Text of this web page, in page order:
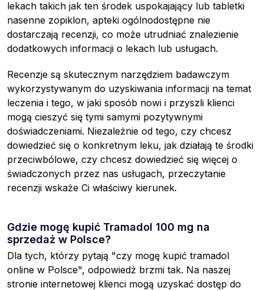
lekach takich jak ten środek uspokajający lub tabletki
nasenne zopiklon, apteki ogólnodostępne nie
dostarczają recenzji, co może utrudniać znalezienie
dodatkowych informacji o lekach lub usługach.
Recenzje są skutecznym narzędziem badawczym
wykorzystywanym do uzyskiwania informacji na temat
leczenia i tego, w jaki sposób nowi i przyszli klienci
mogą cieszyć się tymi samymi pozytywnymi
doświadczeniami. Niezależnie od tego, czy chcesz
dowiedzieć się o konkretnym leku, jak działają te środki
przeciwbólowe, czy chcesz dowiedzieć się więcej o
świadczonych przez nas usługach, przeczytanie
recenzji wskaże Ci właściwy kierunek.
Gdzie mogę kupić Tramadol 100 mg na
sprzedaż w Polsce?
Dla tych, którzy pytają "czy mogę kupić tramadol
online w Polsce", odpowiedź brzmi tak. Na naszej
stronie internetowej klienci mogą uzyskać dostęp do